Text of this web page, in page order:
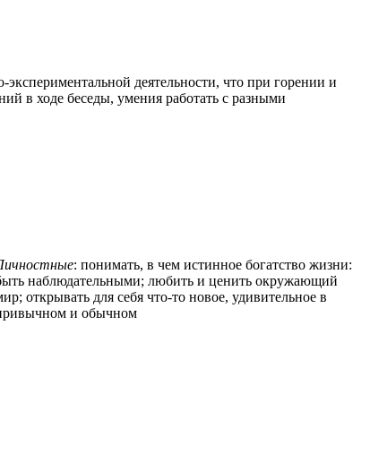
деятельности, что при горении и
в ходе беседы, умения работать с разными
: понимать, в чем истинное богатство жизни:
наблюдательными; любить и ценить окружающий
открывать для себя что-то новое, удивительное в
и обычном